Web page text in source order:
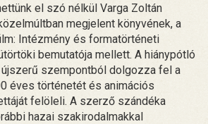
el szó nélkül Varga Zoltán
megjelent könyvének, a
Intézmény és formatörténeti
bemutatója mellett. A hiánypótló
újszerű szempontból dolgozza fel a
éves történetét és animációs
felöleli. A szerző szándéka
hazai szakirodalmakkal